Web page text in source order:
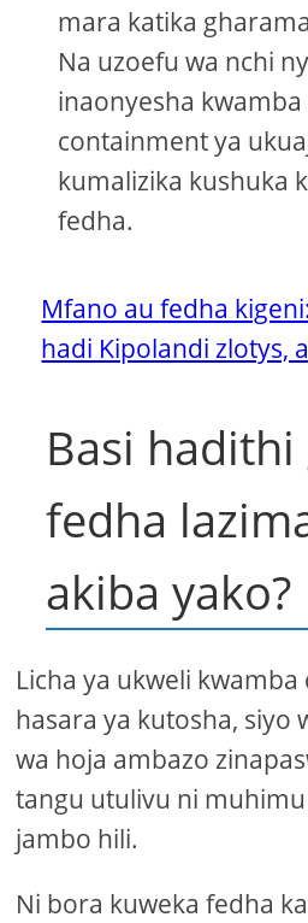
mara katika
Na uzoefu wa nchi
inaonyesha
containment ya
kumalizika kushuka
fedha.
Mfano au fedha
hadi Kipolandi zlotys,
Basi hadithi
fedha
akiba yako?
Licha ya ukweli
hasara ya kutosha, siyo
wa hoja ambazo
tangu utulivu ni muhimu
jambo hili.
Ni bora kuweka fedha